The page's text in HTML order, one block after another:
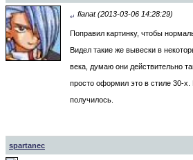
↵ fianat (2013-03-06 14:28:29)
Поправил картинку, чтобы
Видел такие же вывески в
века, думаю они действительно
просто оформил это в стиле 30-
получилось.
spartanec